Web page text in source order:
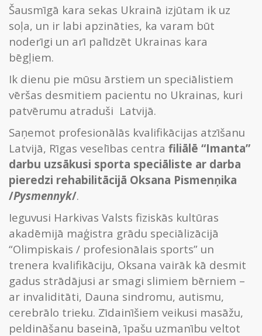
Šausmīgā kara sekas Ukrainā izjūtam ik uz
soļa, un ir labi apzināties, ka varam būt
noderīgi un arī palīdzēt Ukrainas kara
bēgļiem.
Ik dienu pie mūsu ārstiem un speciālistiem
vēršas desmitiem pacientu no Ukrainas, kuri
patvērumu atraduši Latvijā.
Saņemot profesionālās kvalifikācijas atzīšanu
Latvijā, Rīgas veselības centra filiālē “Imanta”
darbu uzsākusi sporta speciāliste ar darba
pieredzi rehabilitācijā Oksana Pismenņika
/Pysmennyk/.
Ieguvusi Harkivas Valsts fiziskās kultūras
akadēmijā maģistra grādu speciālizācijā
“Olimpiskais / profesionālais sports” un
trenera kvalifikāciju, Oksana vairāk kā desmit
gadus strādājusi ar smagi slimiem bērniem –
ar invaliditāti, Dauna sindromu, autismu,
cerebrālo trieku. Zīdainīšiem veikusi masāžu,
peldināšanu baseinā, īpašu uzmanību veltot